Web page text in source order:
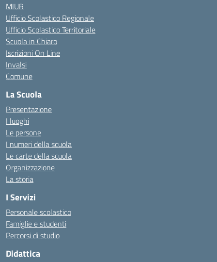
MIUR
Ufficio Scolastico Regionale
Ufficio Scolastico Territoriale
Scuola in Chiaro
Iscrizioni On Line
Invalsi
Comune
La Scuola
Presentazione
I luoghi
Le persone
I numeri della scuola
Le carte della scuola
Organizzazione
La storia
I Servizi
Personale scolastico
Famiglie e studenti
Percorsi di studio
Didattica